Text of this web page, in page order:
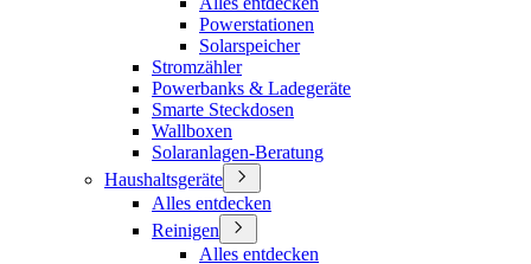
Powerstationen
Solarspeicher
Stromzähler
Powerbanks & Ladegeräte
Smarte Steckdosen
Wallboxen
Solaranlagen-Beratung
Haushaltsgeräte
Alles entdecken
Reinigen
Alles entdecken